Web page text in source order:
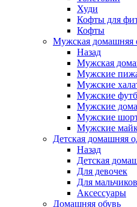
Худи
Кофты для
Кофты
Мужская домашняя
Назад
Мужская
Мужские
Мужские
Мужские
Мужские
Мужские
Мужские
Детская домашняя
Назад
Детская
Для девочек
Для мальчиков
Аксессуары
Домашняя обувь